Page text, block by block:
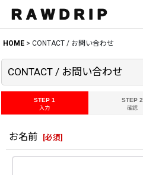
HOME > CONTACT / お問い合わせ
CONTACT / お問い合わせ
STEP 1
入力
STEP 2
確認
お名前 [必須]